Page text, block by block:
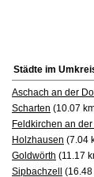
Städte im
Aschach an der
Scharten (10.07
Feldkirchen an
Holzhausen (7.04
Goldwörth (11.17
Sipbachzell
(16.48